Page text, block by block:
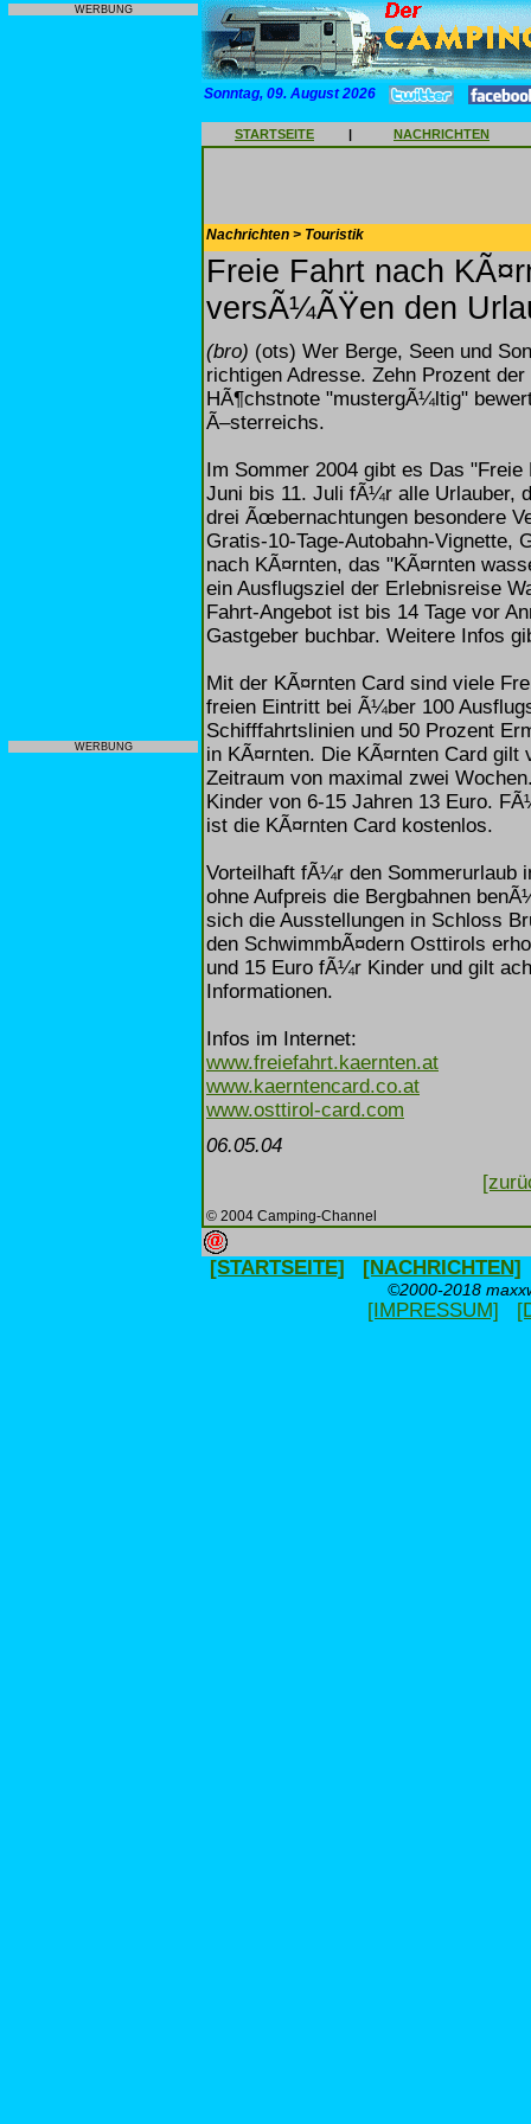
WERBUNG
WERBUNG
Sonntag, 09. August 2026
STARTSEITE | NACHRICHTEN
Nachrichten > Touristik
Freie Fahrt nach
versÃ¼ÃŸen den
(bro) (ots) Wer Berge, Seen und
richtigen Adresse. Zehn Prozent
HÃ¶chstnote "mustergÃ¼ltig"
Ã–sterreichs.
Im Sommer 2004 gibt es Das
Juni bis 11. Juli fÃ¼r alle Urlauber,
drei Ãœbernachtungen besondere
Gratis-10-Tage-Autobahn-
nach KÃ¤rnten, das "KÃ¤rnten
ein Ausflugsziel der Erlebnisreise
Fahrt-Angebot ist bis 14 Tage vor
Gastgeber buchbar. Weitere Infos
Mit der KÃ¤rnten Card sind viele
freien Eintritt bei Ã¼ber 100
Schifffahrtslinien und 50 Prozent
in KÃ¤rnten. Die KÃ¤rnten Card
Zeitraum von maximal zwei
Kinder von 6-15 Jahren 13 Euro.
ist die KÃ¤rnten Card kostenlos.
Vorteilhaft fÃ¼r den Sommerurlaub
ohne Aufpreis die Bergbahnen
sich die Ausstellungen in Schloss
den SchwimmbÃ¤dern Osttirols
und 15 Euro fÃ¼r Kinder und gilt
Informationen.
Infos im Internet:
www.freiefahrt.kaernten.at
www.kaerntencard.co.at
www.osttirol-card.com
06.05.04
© 2004 Camping-Channel
[STARTSEITE] [NACHRICHTEN]
©2000-2018
[IMPRESSUM]